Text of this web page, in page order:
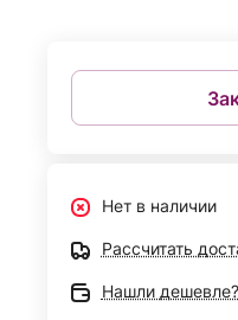
Нет в наличии
Рассчитать
Нашли дешевле?